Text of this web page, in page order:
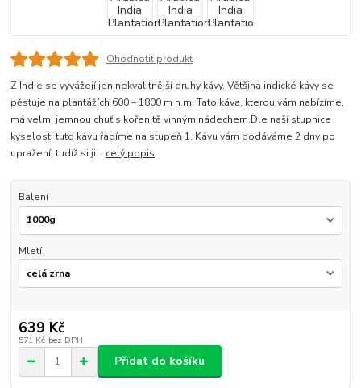
Ohodnotit produkt
Z Indie se vyvážejí jen nekvalitnější druhy kávy. Většina indické kávy se
pěstuje na plantážích 600 – 1800 m n.m. Tato káva, kterou vám nabízíme,
má velmi jemnou chuť s kořenitě vinným nádechem.Dle naší stupnice
kyselosti tuto kávu řadíme na stupeň 1. Kávu vám dodáváme 2 dny po
upražení, tudíž si ji... celý popis
Balení
Mletí
639 Kč
571 Kč bez DPH
Přidat do košíku